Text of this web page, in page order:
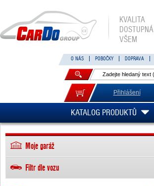
KVALITA
DOSTUPNÁ
VŠEM
O NÁS POBOČKY DOPRAVA
Přihlášení
KATALOG PRODUKTŮ
Moje garáž
Filtr dle vozu